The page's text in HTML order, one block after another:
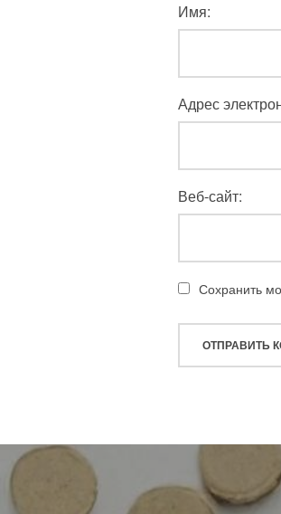
Имя:
Адрес
Веб-сайт:
Сохранить
Навигация
по